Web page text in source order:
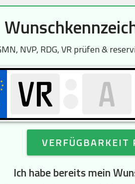
NVP, RDG, VR prüfen &
VERFÜGBARKEIT
Ich habe bereits mein